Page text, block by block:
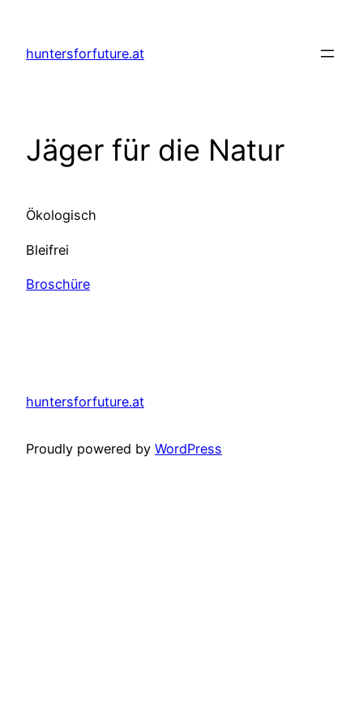
content
huntersforfuture.at
Jäger für die Natur
Ökologisch
Bleifrei
Broschüre
huntersforfuture.at
Proudly powered by WordPress